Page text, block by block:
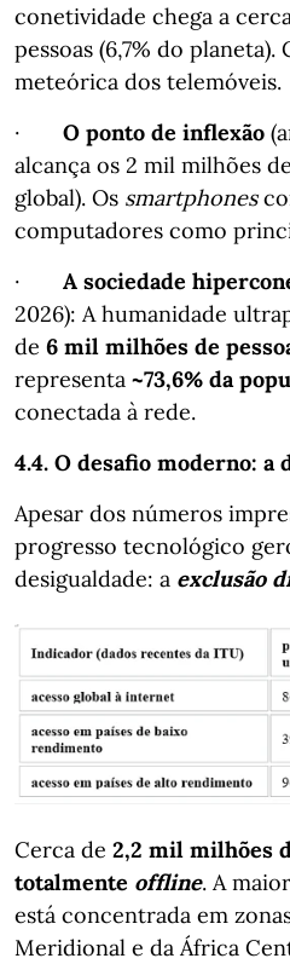
conetividade chega a
pessoas (6,7% do planeta).
meteórica dos telemóveis.
· O ponto de inflexão
alcança os 2 mil milhões
global). Os smartphones
computadores como
· A sociedade
2026): A humanidade
de 6 mil milhões de
representa ~73,6% da
conectada à rede.
4.4. O desafio moderno: a
Apesar dos números
progresso tecnológico
desigualdade: a exclusão
Cerca de 2,2 mil milhões
totalmente offline. A
está concentrada em
Meridional e da África